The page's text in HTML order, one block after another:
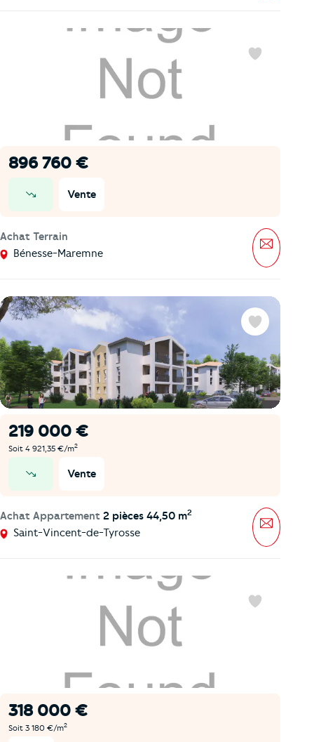
896 760 €
Vente
Achat Terrain
Bénesse-Maremne
Favoris
Message
219 000 €
Soit 4 921,35 €/m2
Vente
Achat Appartement 2 pièces 44,50 m2
Saint-Vincent-de-Tyrosse
Favoris
Message
318 000 €
Soit 3 180 €/m2
Favoris